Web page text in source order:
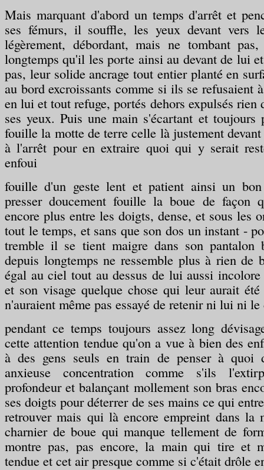
Mais marquant d'abord un temps d'arrêt et
ses fémurs, il souffle, les yeux devant vers
légèrement, débordant, mais ne tombant
longtemps qu'il les porte ainsi au devant de lui
pas, leur solide ancrage tout entier planté en
au bord excroissants comme si ils se refusaient
en lui et tout refuge, portés dehors expulsés rien
ses yeux. Puis une main s'écartant et toujours
fouille la motte de terre celle là justement
à l'arrêt pour en extraire quoi qui y serait
enfoui
fouille d'un geste lent et patient ainsi un
presser doucement fouille la boue de façon
encore plus entre les doigts, dense, et sous les
tout le temps, et sans que son dos un instant -
tremble il se tient maigre dans son pantalon
depuis longtemps ne ressemble plus à rien de
égal au ciel tout au dessus de lui aussi incolore
et son visage quelque chose qui leur aurait
n'auraient même pas essayé de retenir ni lui ni
pendant ce temps toujours assez long
cette attention tendue qu'on a vue à bien des
à des gens seuls en train de penser à quoi
anxieuse concentration comme s'ils
profondeur et balançant mollement son bras
ses doigts pour déterrer de ses mains ce qui
retrouver mais qui là encore empreint dans la
charnier de boue qui manque tellement de
montre pas, pas encore, la main qui tire et
tendue et cet air presque comme si c'était drôle